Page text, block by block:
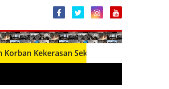
Seksual melalui Dana Bantuan